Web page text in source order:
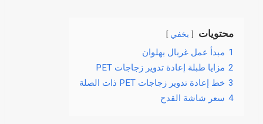
محتويات يخفي
1 مبدأ عمل غربال بهلوان
2 مزايا طبلة إعادة تدوير زجاجات PET
3 خط إعادة تدوير زجاجات PET ذات الصلة
4 سعر شاشة القدح